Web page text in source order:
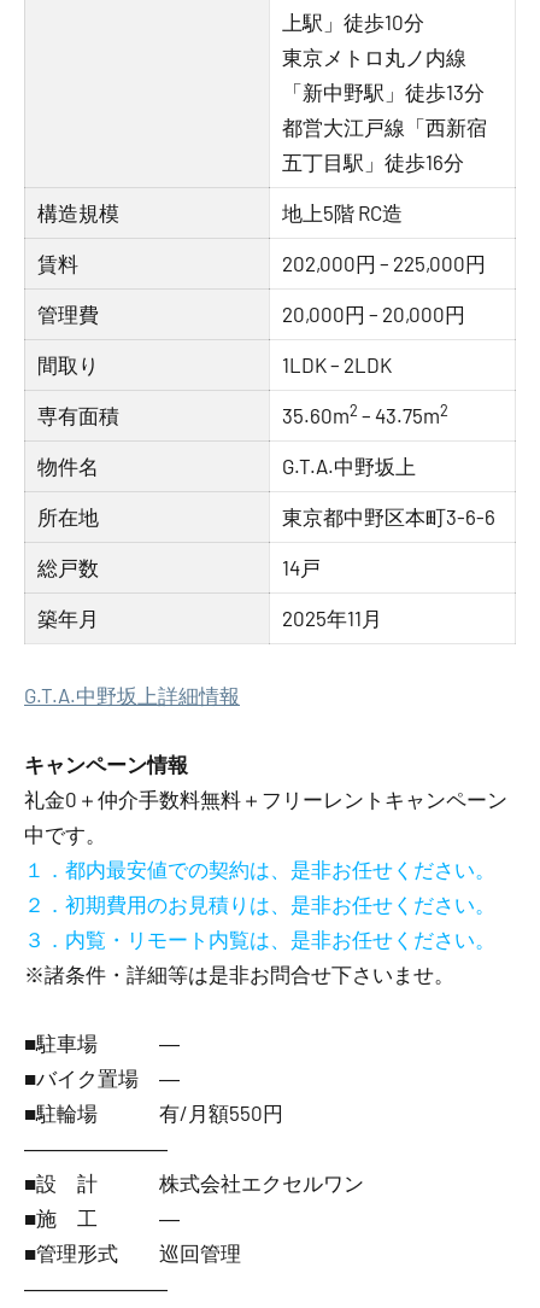
上駅」徒歩10分
東京メトロ丸ノ内線
「新中野駅」徒歩13分
都営大江戸線「西新宿
五丁目駅」徒歩16分
構造規模 地上5階 RC造
賃料 202,000円 – 225,000円
管理費 20,000円 – 20,000円
間取り 1LDK – 2LDK
専有面積 35.60m2 – 43.75m2
物件名 G.T.A.中野坂上
所在地 東京都中野区本町3-6-6
総戸数 14戸
築年月 2025年11月
G.T.A.中野坂上詳細情報
キャンペーン情報
礼金0 ＋ 仲介手数料無料 ＋ フリーレント キャンペーン
中です。
１．都内最安値での契約は、是非お任せください。
２．初期費用のお見積りは、是非お任せください。
３．内覧・リモート内覧は、是非お任せください。
※諸条件・詳細等は是非お問合せ下さいませ。
■駐車場 ―
■バイク置場 ―
■駐輪場 有/月額550円
―――――――
■設 計 株式会社エクセルワン
■施 工 ―
■管理形式 巡回管理
―――――――